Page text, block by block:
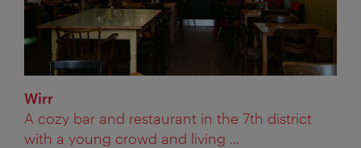
Wirr
A cozy bar and restaurant in the 7th district
with a young crowd and living ...